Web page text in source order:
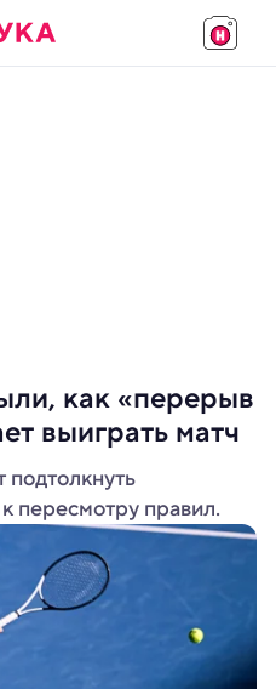
как «перерыв
выиграть матч
пересмотру правил.